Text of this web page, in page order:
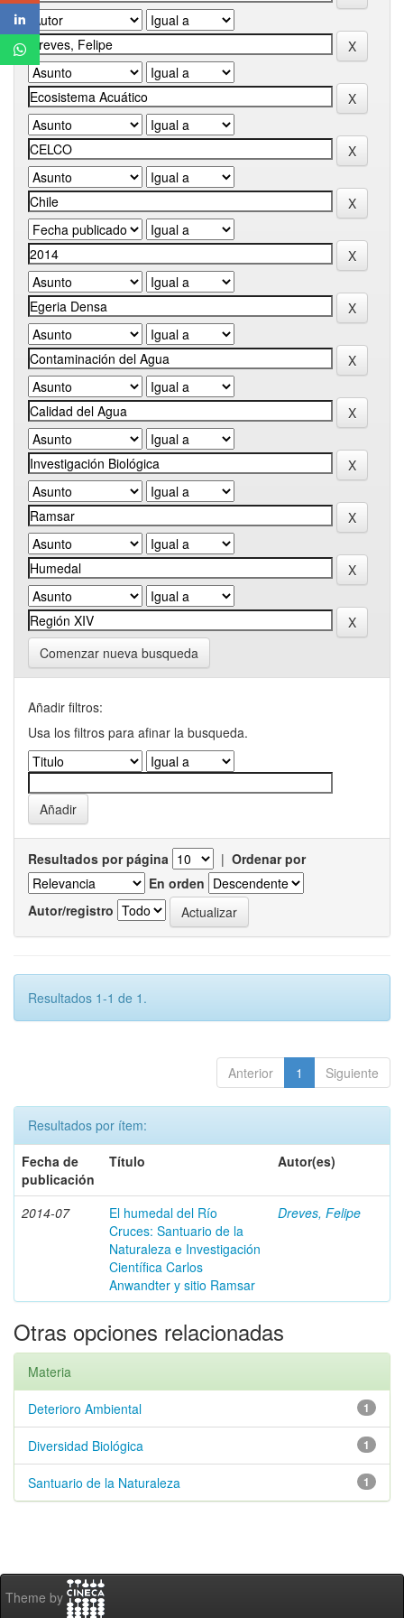
Comenzar nueva busqueda
Añadir filtros:
Usa los filtros para afinar la busqueda.
Resultados por página | Ordenar por
En orden
Autor/registro
Resultados 1-1 de 1.
Anterior 1 Siguiente
Resultados por ítem:
Fecha de
publicación
Título Autor(es)
2014-07
El humedal del Río
Cruces: Santuario de la
Naturaleza e Investigación
Científica Carlos
Anwandter y sitio Ramsar
Dreves, Felipe
Otras opciones relacionadas
Materia
1
Deterioro Ambiental
1
Diversidad Biológica
1
Santuario de la Naturaleza
Theme by